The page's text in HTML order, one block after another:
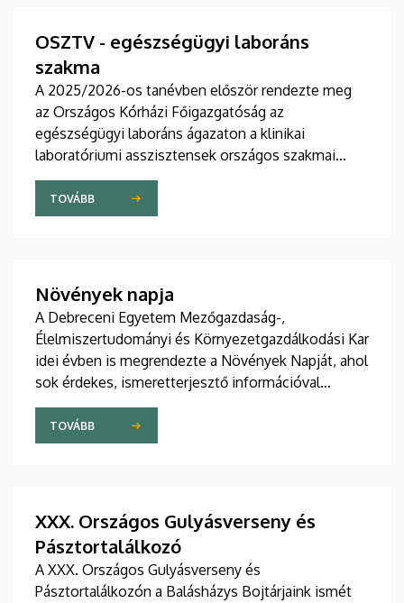
OSZTV - egészségügyi laboráns
szakma
A 2025/2026-os tanévben először rendezte meg
az Országos Kórházi Főigazgatóság az
egészségügyi laboráns ágazaton a klinikai
laboratóriumi asszisztensek országos szakmai
tanulmányi versenyét.
TOVÁBB
Növények napja
A Debreceni Egyetem Mezőgazdaság-,
Élelmiszertudományi és Környezetgazdálkodási Kar
idei évben is megrendezte a Növények Napját, ahol
sok érdekes, ismeretterjesztő információval
gazdagodhattak a látogatók.
TOVÁBB
XXX. Országos Gulyásverseny és
Pásztortalálkozó
A XXX. Országos Gulyásverseny és
Pásztortalálkozón a Balásházys Bojtárjaink ismét